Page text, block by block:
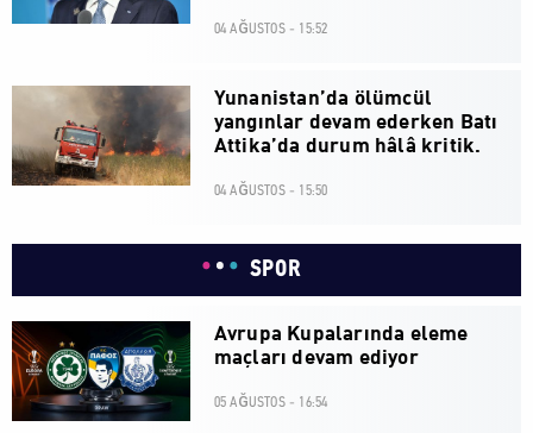
04 AĞUSTOS - 15:52
Yunanistan’da ölümcül
yangınlar devam ederken Batı
Attika’da durum hâlâ kritik.
04 AĞUSTOS - 15:50
SPOR
Avrupa Kupalarında eleme
maçları devam ediyor
05 AĞUSTOS - 16:54